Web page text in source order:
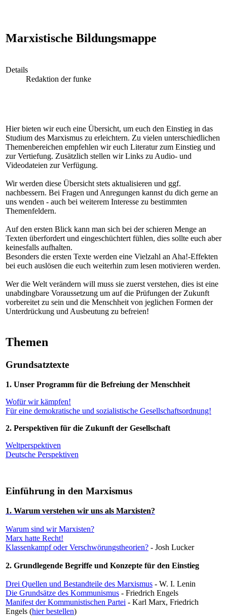
Marxistische Bildungsmappe
Details
Redaktion der funke
Hier bieten wir euch eine Übersicht, um euch den Einstieg in das
Studium des Marxismus zu erleichtern. Zu vielen unterschiedlichen
Themenbereichen empfehlen wir euch Literatur zum Einstieg und
zur Vertiefung. Zusätzlich stellen wir Links zu Audio- und
Videodateien zur Verfügung.
Wir werden diese Übersicht stets aktualisieren und ggf.
nachbessern. Bei Fragen und Anregungen kannst du dich gerne an
uns wenden - auch bei weiterem Interesse zu bestimmten
Themenfeldern.
Auf den ersten Blick kann man sich bei der schieren Menge an
Texten überfordert und eingeschüchtert fühlen, dies sollte euch aber
keinesfalls aufhalten.
Besonders die ersten Texte werden eine Vielzahl an Aha!-Effekten
bei euch auslösen die euch weiterhin zum lesen motivieren werden.
Wer die Welt verändern will muss sie zuerst verstehen, dies ist eine
unabdingbare Voraussetzung um auf die Prüfungen der Zukunft
vorbereitet zu sein und die Menschheit von jeglichen Formen der
Unterdrückung und Ausbeutung zu befreien!
Themen
Grundsatztexte
1. Unser Programm für die Befreiung der Menschheit
Wofür wir kämpfen!
Für eine demokratische und sozialistische Gesellschaftsordnung!
2. Perspektiven für die Zukunft der Gesellschaft
Weltperspektiven
Deutsche Perspektiven
Einführung in den Marxismus
1. Warum verstehen wir uns als Marxisten?
Warum sind wir Marxisten?
Marx hatte Recht!
Klassenkampf oder Verschwörungstheorien? - Josh Lucker
2. Grundlegende Begriffe und Konzepte für den Einstieg
Drei Quellen und Bestandteile des Marxismus - W. I. Lenin
Die Grundsätze des Kommunismus - Friedrich Engels
Manifest der Kommunistischen Partei - Karl Marx, Friedrich
Engels (hier bestellen)